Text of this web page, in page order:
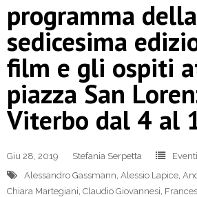
programma della
sedicesima
film e gli ospiti
piazza San
Viterbo dal 4 al
Giu 28, 2019 Stefania Serpetta
Eventi
Alessandro Gassmann Alessio Lapice
Chiara Martegiani Claudio Giovannesi